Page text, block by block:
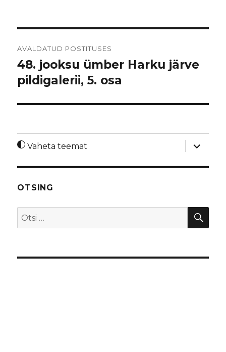
AVALDATUD POSTITUSES
48. jooksu ümber Harku järve
pildigalerii, 5. osa
Vaheta teemat
laienda
OTSING
Otsi: